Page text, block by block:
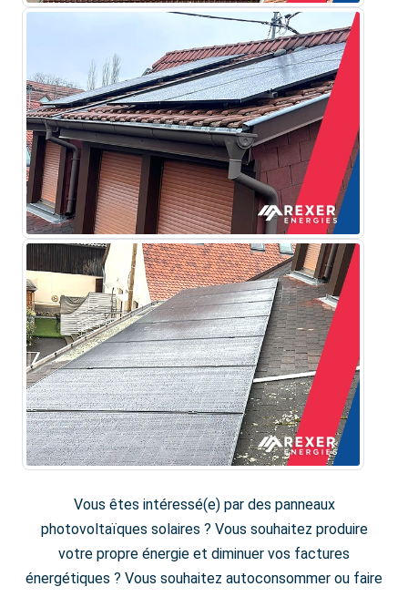
Vous êtes intéressé(e) par des panneaux
photovoltaïques solaires ? Vous souhaitez produire
votre propre énergie et diminuer vos factures
énergétiques ? Vous souhaitez autoconsommer ou faire